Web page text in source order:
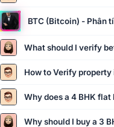
BTC (Bitcoin) - Phân
What should I verify
How to Verify property
Why does a 4 BHK
Why should I buy a 3